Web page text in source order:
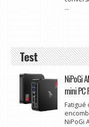
...
Test
NiPoGi
mini PC
Fatigué
NiPoGi